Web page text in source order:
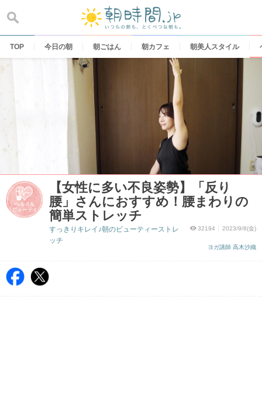
content
TOP 今日の朝 朝ごはん 朝カフェ 朝美人スタイル
【女性に多い不良姿勢】「反り
腰」さんにおすすめ！腰まわりの
簡単ストレッチ
32194 2023/9/8(金)
ヨガ講師 高木沙織
すっきりキレイ♪朝のビューティーストレ
ッチ